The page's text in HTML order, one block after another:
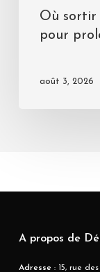
Où sortir
pour
août 3, 2026
A propos de
Adresse : 15, rue